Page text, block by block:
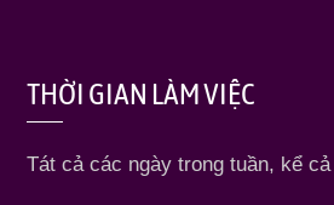
THỜI GIAN LÀM VIỆC
Tát cả các ngày trong tuần, kể